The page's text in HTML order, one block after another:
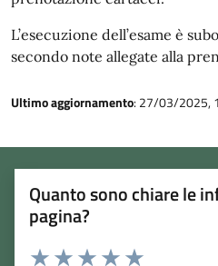
L’esecuzione dell’esame è
secondo note allegate alla
Ultimo aggiornamento: 27/03/2025,
Quanto sono chiare le
pagina?
Rating: